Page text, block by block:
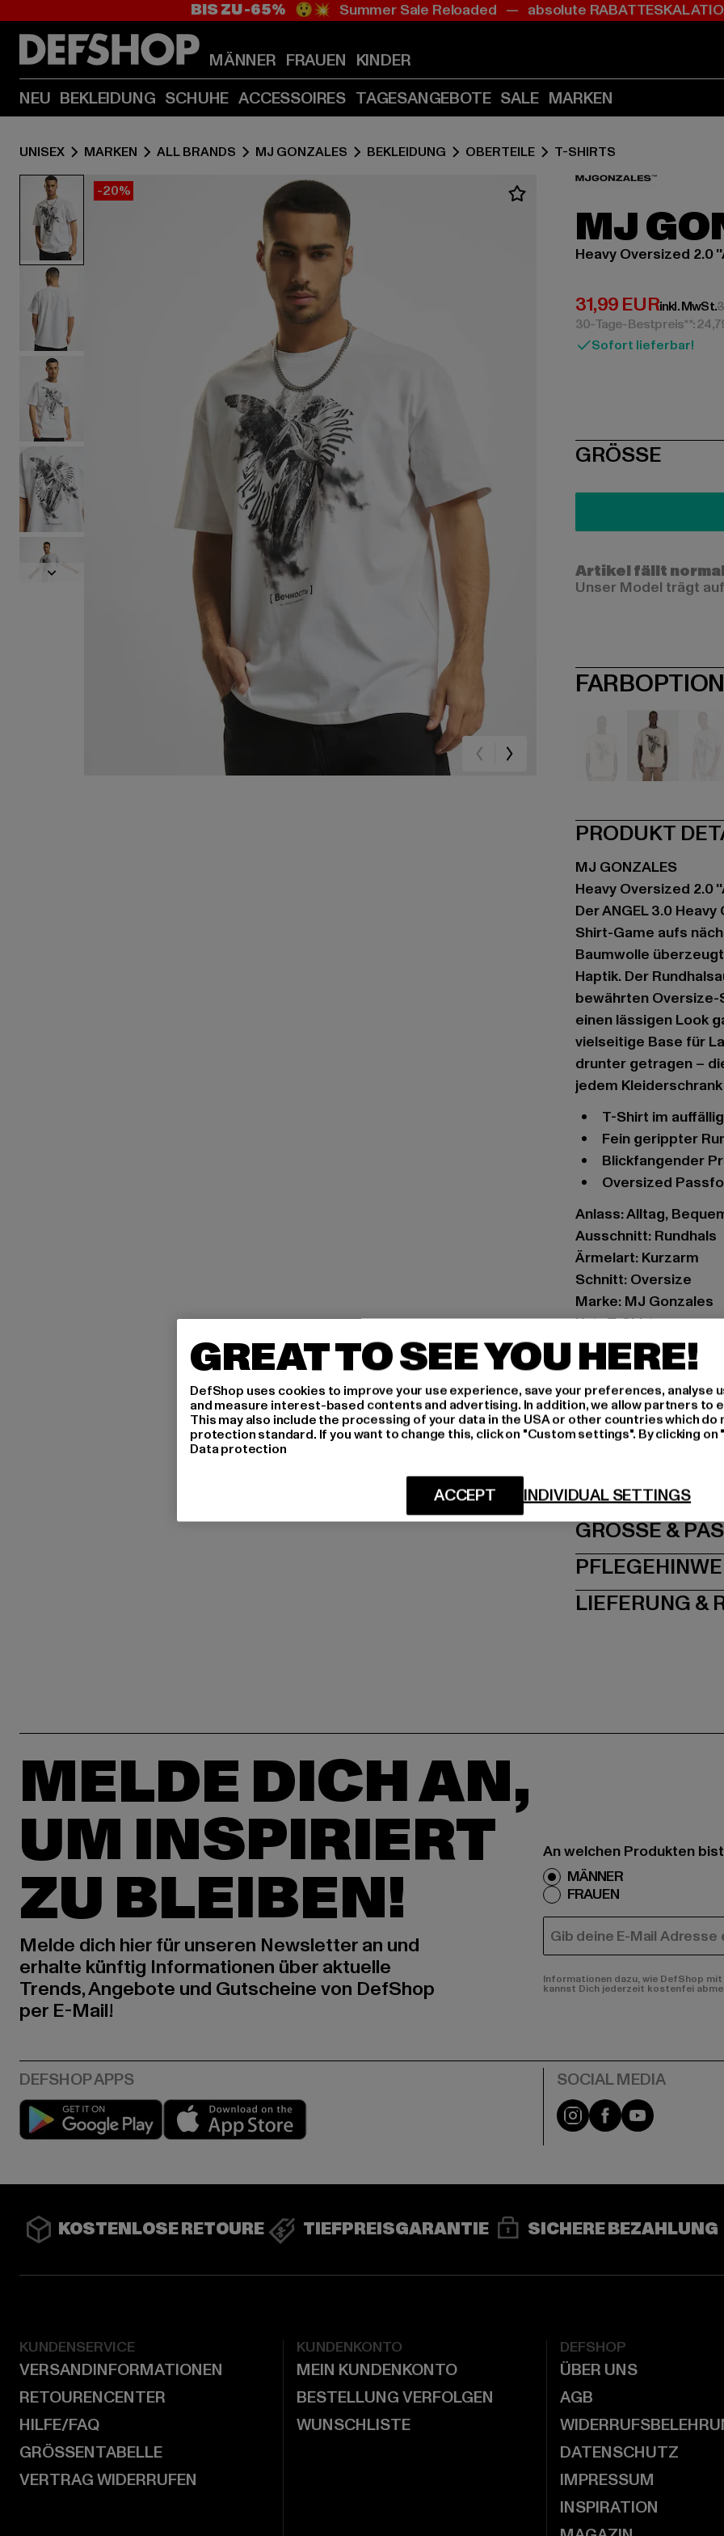
Zum
(Enter
drücken)
Zum
(Enter
drücken)
BIS ZU -65% 😲💥 Summer Sale Reloaded — absolute
MÄNNER FRAUEN KINDER
NEU BEKLEIDUNG SCHUHE ACCESSOIRES TAGESANGEBOTE SALE MARKEN
UNISEX MARKEN ALL BRANDS MJ GONZALES BEKLEIDUNG OBERTEILE T-SHIRTS
-20%
MJ
Heavy Oversized 2.0
31,99 EUR
Derzeitiger Preis:
inkl. MwSt.
30-Tage-Bestpreis**:
Sofort lieferbar!
SIZE
GRÖSSE
Artikel fällt
Unser Model trägt
PRODUKT
MJ GONZALES
Heavy Oversized 2.0
Der ANGEL 3.0
Shirt-Game aufs
Baumwolle
Haptik. Der
bewährten
einen lässigen Look
vielseitige Base für
drunter getragen –
jedem
T-Shirt im
Fein gerippter
Blickfangender
Oversized
Anlass: Alltag,
Ausschnitt: Rundhals
Ärmelart: Kurzarm
Schnitt: Oversize
Marke: MJ Gonzales
Kat.: T-Shirts
Farbe: weiß
Hersteller Farbe: white
Art.Nr: MJG11468-
Dr.-Robert-Murjahn-
GRÖSSE
LIEFERUNG &
MELDE DICH AN,
UM INSPIRIERT
ZU BLEIBEN!
Melde dich hier für unseren Newsletter an und
erhalte künftig Informationen über aktuelle
Trends, Angebote und Gutscheine von DefShop
per E-Mail!
An welchen Produkten
MÄNNER
FRAUEN
E-MAIL
Informationen dazu, wie DefShop
kannst Dich jederzeit kostenfei
Play market Instagram
FacebookYouTube
KOSTENLOSE RETOURE TIEFPREISGARANTIE SICHERE BEZAHLUNG
KUNDENSERVICE
VERSANDINFORMATIONEN
RETOURENCENTER
HILFE/FAQ
GRÖSSENTABELLE
VERTRAG WIDERRUFEN
KUNDENKONTO
MEIN KUNDENKONTO
BESTELLUNG VERFOLGEN
WUNSCHLISTE
DEFSHOP
ÜBER UNS
AGB
DATENSCHUTZ
IMPRESSUM
INSPIRATION
GREAT TO SEE YOU HERE!
DefShop uses cookies to improve your use experience, save your preferences, analyse
and measure interest-based contents and advertising. In addition, we allow partners to
This may also include the processing of your data in the USA or other countries which do
protection standard. If you want to change this, click on "Custom settings". By clicking
Data protection
INDIVIDUAL SETTINGS
ACCEPT